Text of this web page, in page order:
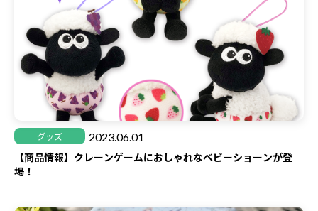
グッズ 2023.06.01
【商品情報】クレーンゲームにおしゃれなベビーショーンが登
場！